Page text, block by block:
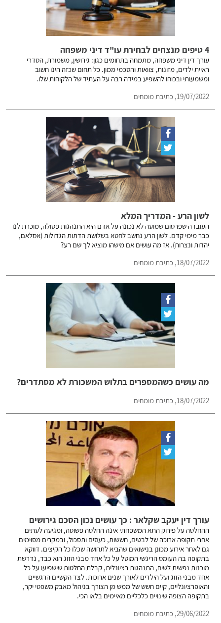
4 טיפים מנצחים לבחירת עו"ד דיני משפחה
עורך דין דיני משפחה, מתמחה בתחומים כגון: גירושין, משמורת, הסדרי
ראיית ילדים, מזונות, צוואות והסכמי ממון. כל תחום שכזה הינו חשוב
ומשמעותי ובכוחו להשפיע במידה רבה על העתיד של הלקוחות שלו.
19/07/2022, כתיבת מומחים
לשון הרע - המדריך המלא
העובדה שפרסום שמועה לא נכונה על אדם היא התנהגות פסולה, מוכרת לנו
כבר מימי קדם. לשון הרע נחשב לחטא בשלושת הדתות הגדולות (אסלאם,
יהדות ונצרות). אז מה עושים אם מישהו מוציא לך שם רע?
18/07/2022, כתיבת מומחים
מה עושים כשהמספרים בתלוש המשכורת לא מסתדרים?
18/07/2022, כתיבת מומחים
עורך דין יעקב שקלאר : כך עושים נכון הסכם גירושים
ההחלטה על פירוק התא המשפחתי אינה החלטה פשוטה, ומגיעה לעתים
אחרי תקופה ארוכה של לבטים, חששות, כעסים ותסכול, ובמקרים מסוימים
גם לאחר אירוע מכונן בנישואים שהביא לתחושה שכלו כל הקיצים. דווקא
בתקופה בה העומס הריגשי המוטל על כל אחד מבני הזוג הוא כבד, נדרשת
מוכנות נפשית לשיח, התנהגות רציונלית, קבלת החלטות שישפיעו על כל
אחד מבני הזוג ועל הילדים לאורך שנים ארוכות. לצד הקשיים הרגשיים
והאופרציונליים, קיים חשש של ממש מן הצורך בניהול מאבק משפטי יקר,
בתקופה הצופה שינויים כלכליים מאיימים בלאו הכי.
29/06/2022, כתיבת מומחים